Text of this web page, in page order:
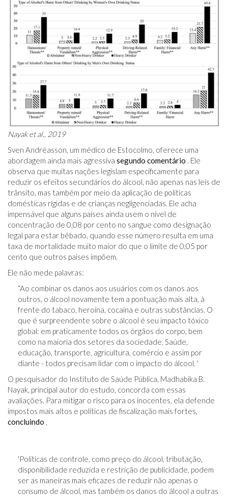
Nayak et al., 2019
Sven Andréasson, um médico de Estocolmo, oferece uma
abordagem ainda mais agressiva segundo comentário . Ele
observa que muitas nações legislam especificamente para
reduzir os efeitos secundários do álcool, não apenas nas leis de
trânsito, mas também por meio da aplicação de políticas
domésticas rígidas e de crianças negligenciadas. Ele acha
impensável que alguns países ainda usem o nível de
concentração de 0,08 por cento no sangue como designação
legal para estar bêbado, quando esse número resulta em uma
taxa de mortalidade muito maior do que o limite de 0,05 por
cento que outros países impõem.
Ele não mede palavras:
“Ao combinar os danos aos usuários com os danos aos
outros, o álcool novamente tem a pontuação mais alta, à
frente do tabaco, heroína, cocaína e outras substâncias. O
que é surpreendente sobre o álcool é seu impacto tóxico
global: em praticamente todos os órgãos do corpo, bem
como na maioria dos setores da sociedade. Saúde,
educação, transporte, agricultura, comércio e assim por
diante - todos precisam lidar com o impacto do álcool. '
O pesquisador do Instituto de Saúde Pública, Madhabika B.
Nayak, principal autor do estudo, concorda com essas
avaliações. Para mitigar o risco para os inocentes, ela defende
impostos mais altos e políticas de fiscalização mais fortes,
concluindo ,
'Políticas de controle, como preço do álcool, tributação,
disponibilidade reduzida e restrição de publicidade, podem
ser as maneiras mais eficazes de reduzir não apenas o
consumo de álcool, mas também os danos do álcool a outras